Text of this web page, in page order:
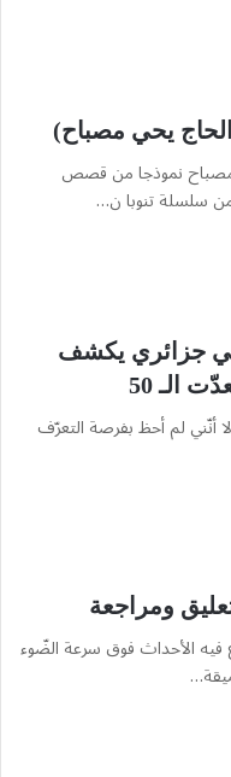
يحي مصباح)
مصباح نموذجا من قصص
من سلسلة تنوبا ن…
جزائري يكشف
الـ 50
أنّني لم أحظ بفرصة التعرّف
ومراجعة
فيه الأحداث فوق سرعة الضّوء